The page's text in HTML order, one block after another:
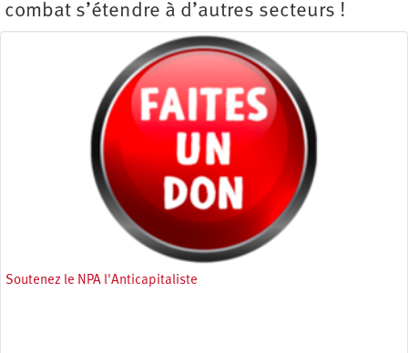
combat s’étendre à d’autres secteurs !
Soutenez le NPA l'Anticapitaliste